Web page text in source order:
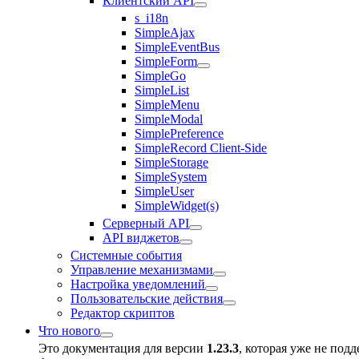
s_i18n
SimpleAjax
SimpleEventBus
SimpleForm
SimpleGo
SimpleList
SimpleMenu
SimpleModal
SimplePreference
SimpleRecord Client-Side
SimpleStorage
SimpleSystem
SimpleUser
SimpleWidget(s)
Серверный API
API виджетов
Системные события
Управление механизмами
Настройка уведомлений
Пользовательские действия
Редактор скриптов
Что нового
Это документация для версии 1.23.3, которая уже не